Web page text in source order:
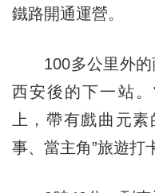
鐵路開通運營。
100多公里外的
西安後的下一站
上，帶有戲曲元
事、當主角”旅遊打